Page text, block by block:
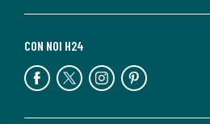
CON NOI H24